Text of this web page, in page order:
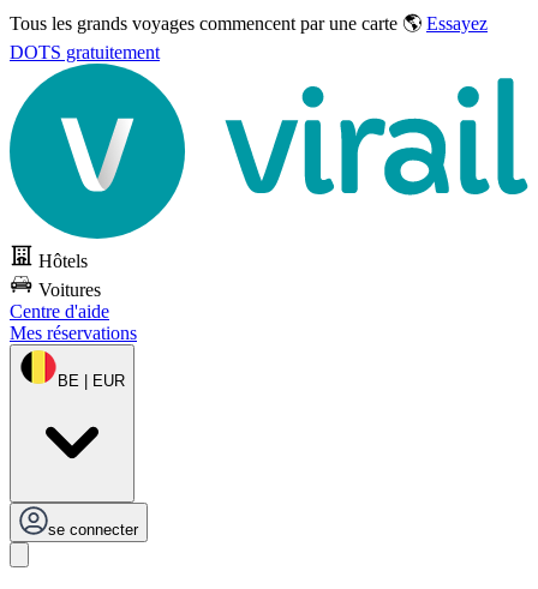
Tous les grands voyages commencent par une carte 🌎 Essayez
DOTS gratuitement
Hôtels
Voitures
Centre d'aide
Mes réservations
BE | EUR
se connecter